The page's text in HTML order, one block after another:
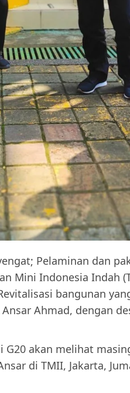
Pelaminan dan
Mini Indonesia Indah
bangunan
Ahmad, dengan
G20 akan melihat
di TMII, Jakarta,